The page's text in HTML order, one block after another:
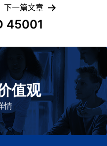
下一篇文章
45001
值观
情
发展的基石。集团上下以
标而共同奋斗。